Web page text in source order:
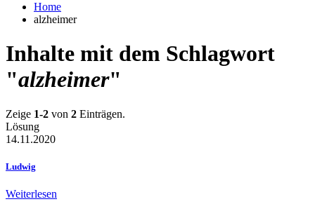
Home
alzheimer
Inhalte mit dem Schlagwort
"alzheimer"
Zeige 1-2 von 2 Einträgen.
Lösung
14.11.2020
Ludwig
Weiterlesen